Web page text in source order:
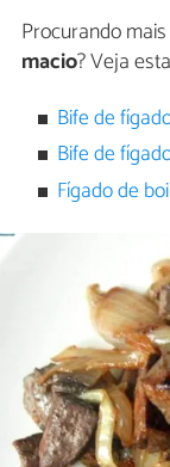
Procurando
macio? Veja
Bife de
Bife de
Fígado de